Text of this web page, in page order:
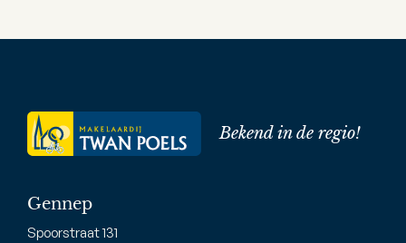
Bekend in de regio!
Gennep
Spoorstraat 131